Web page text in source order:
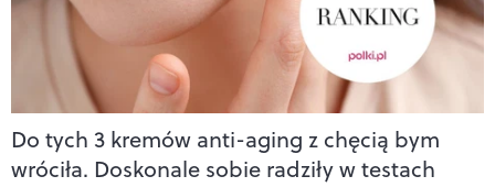
Do tych 3 kremów anti-aging z chęcią bym
wróciła. Doskonale sobie radziły w testach